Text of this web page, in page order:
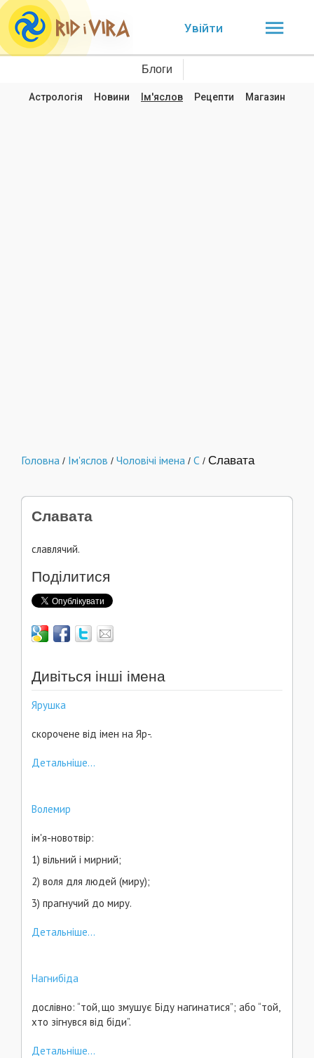
Увійти
Блоги
Астрологія Новини Ім'яслов Рецепти Магазин
Головна / Ім'яслов / Чоловічі імена / С / Славата
Славата
славлячий.
Поділитися
Дивіться інші імена
Ярушка
скорочене від імен на Яр-.
Детальніше...
Волемир
ім'я-новотвір:
1) вільний і мирний;
2) воля для людей (миру);
3) прагнучий до миру.
Детальніше...
Нагнибіда
дослівно: “той, що змушує Біду нагинатися”; або “той,
хто зігнувся від біди”.
Детальніше...